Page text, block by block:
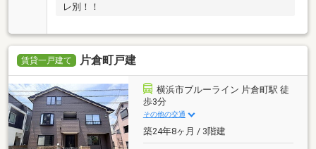
レ別！！
賃貸一戸建て 片倉町戸建
横浜市ブルーライン 片倉町駅 徒
歩3分
その他の交通
築24年8ヶ月 / 3階建